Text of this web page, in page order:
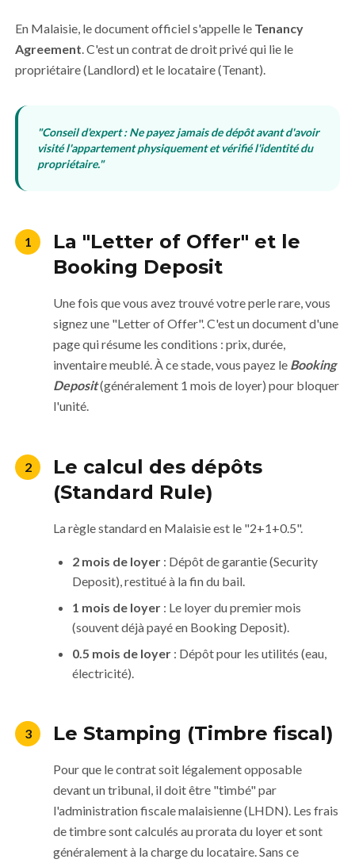
En Malaisie, le document officiel s'appelle le Tenancy
Agreement . C'est un contrat de droit privé qui lie le
propriétaire (Landlord) et le locataire (Tenant).
"Conseil d'expert : Ne payez jamais de dépôt avant d'avoir
visité l'appartement physiquement et vérifié l'identité du
propriétaire."
1
La "Letter of Offer" et le
Booking Deposit
Une fois que vous avez trouvé votre perle rare, vous
signez une "Letter of Offer". C'est un document d'une
page qui résume les conditions : prix, durée,
inventaire meublé. À ce stade, vous payez le Booking
Deposit(généralement 1 mois de loyer) pour bloquer
l'unité.
2
Le calcul des dépôts
(Standard Rule)
La règle standard en Malaisie est le "2+1+0.5".
2 mois de loyer : Dépôt de garantie (Security
Deposit), restitué à la fin du bail.
1 mois de loyer : Le loyer du premier mois
(souvent déjà payé en Booking Deposit).
0.5 mois de loyer : Dépôt pour les utilités (eau,
électricité).
3 Le Stamping (Timbre fiscal)
Pour que le contrat soit légalement opposable
devant un tribunal, il doit être "timbé" par
l'administration fiscale malaisienne (LHDN). Les frais
de timbre sont calculés au prorata du loyer et sont
généralement à la charge du locataire. Sans ce